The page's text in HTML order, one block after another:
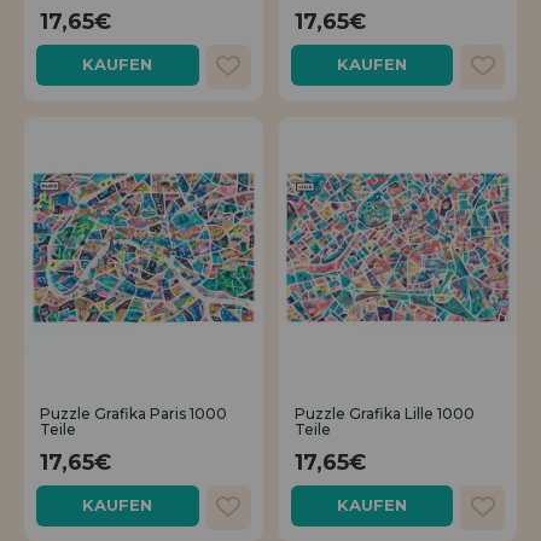
17,65€
KAUFEN
17,65€
KAUFEN
Puzzle Grafika Paris 1000
Teile
17,65€
KAUFEN
Puzzle Grafika Lille 1000
Teile
17,65€
KAUFEN